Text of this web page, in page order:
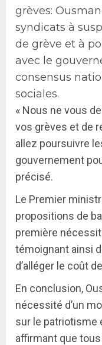
grèves:
syndicats à
de grève et à
avec le
consensus
sociales.
« Nous ne vous
vos grèves et de
allez poursuivre
gouvernement
précisé.
Le Premier
propositions de
première
témoignant ainsi
d’alléger le coût
En conclusion,
nécessité d’un
sur le patriotisme
affirmant que